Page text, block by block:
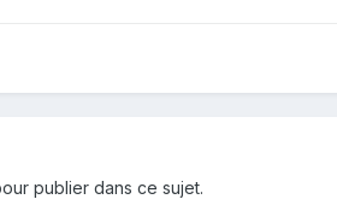
publier dans ce sujet.